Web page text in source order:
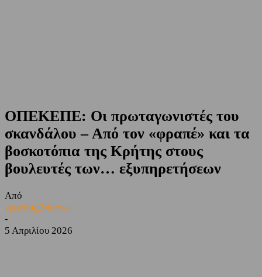
ΟΠΕΚΕΠΕ: Οι πρωταγωνιστές του
σκανδάλου – Από τον «φραπέ» και τα
βοσκοτόπια της Κρήτης στους
βουλευτές των… εξυπηρετήσεων
Από
sporting24news
-
5 Απριλίου 2026